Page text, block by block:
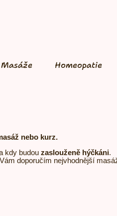
Masáže Homeopatie
nebo kurz.
kdy budou zaslouženě hýčkáni.
doporučím nejvhodnější